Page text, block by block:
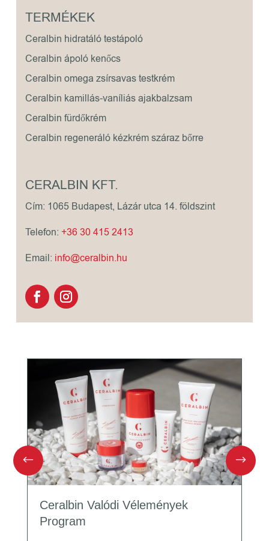
TERMÉKEK
Ceralbin hidratáló testápoló
Ceralbin ápoló kenőcs
Ceralbin omega zsírsavas testkrém
Ceralbin kamillás-vaníliás ajakbalzsam
Ceralbin fürdőkrém
Ceralbin regeneráló kézkrém száraz bőrre
CERALBIN KFT.
Cím: 1065 Budapest, Lázár utca 14. földszint
Telefon: +36 30 415 2413
Email: info@ceralbin.hu
Ceralbin Valódi Vélemények
Program